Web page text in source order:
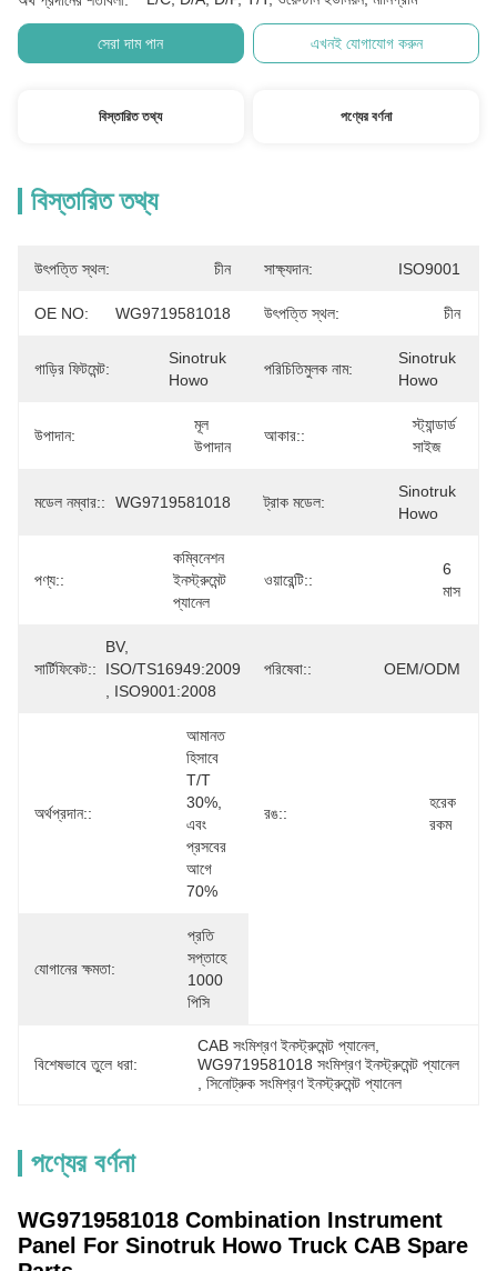
সেরা দাম পান এখনই যোগাযোগ করুন
বিস্তারিত তথ্য পণ্যের বর্ণনা
বিস্তারিত তথ্য
উৎপত্তি স্থল: চীন সাক্ষ্যদান: ISO9001
OE NO: WG9719581018 উৎপত্তি স্থল: চীন
গাড়ির ফিটমেন্ট:
Sinotruk
Howo
পরিচিতিমুলক নাম:
Sinotruk
Howo
উপাদান:
মূল
উপাদান
আকার::
স্ট্যান্ডার্ড
সাইজ
মডেল নম্বার:: WG9719581018 ট্রাক মডেল:
Sinotruk
Howo
পণ্য::
কম্বিনেশন
ইনস্ট্রুমেন্ট
প্যানেল
ওয়ারেন্টি::
6
মাস
সার্টিফিকেট::
BV,
ISO/TS16949:2009
, ISO9001:2008
পরিষেবা:: OEM/ODM
অর্থপ্রদান::
আমানত
হিসাবে
T/T
30%,
এবং
প্রসবের
আগে
70%
রঙ::
হরেক
রকম
যোগানের ক্ষমতা:
প্রতি
সপ্তাহে
1000
পিসি
বিশেষভাবে তুলে ধরা:
CAB সংমিশ্রণ ইনস্ট্রুমেন্ট প্যানেল
WG9719581018 সংমিশ্রণ ইনস্ট্রুমেন্ট প্যানেল
, সিনোট্রুক সংমিশ্রণ ইনস্ট্রুমেন্ট প্যানেল
পণ্যের বর্ণনা
WG9719581018 Combination Instrument
Panel For Sinotruk Howo Truck CAB Spare